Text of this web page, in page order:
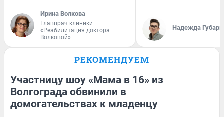
Ирина Волкова
Главврач клиники
«Реабилитация доктора
Волковой»
Надежда Губарь
РЕКОМЕНДУЕМ
Участницу шоу «Мама в 16» из
Волгограда обвинили в
домогательствах к младенцу